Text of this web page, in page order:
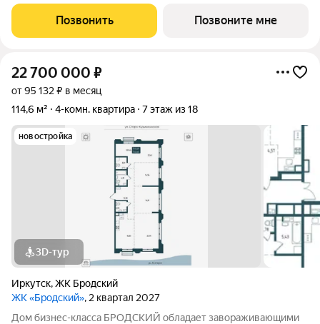
предпочитает более камерный формат жилья чувствовал себя
дома. Дом, обладающий потрясающими
Позвонить Позвоните мне
22 700 000 ₽
от 95 132 ₽ в месяц
114,6 м²
4-комн. квартира 7 этаж из 18
новостройка
3D-тур
Иркутск,ЖК Бродский
ЖК «Бродский», 2 квартал 2027
Дом бизнес-класса БРОДСКИЙ обладает завораживающими